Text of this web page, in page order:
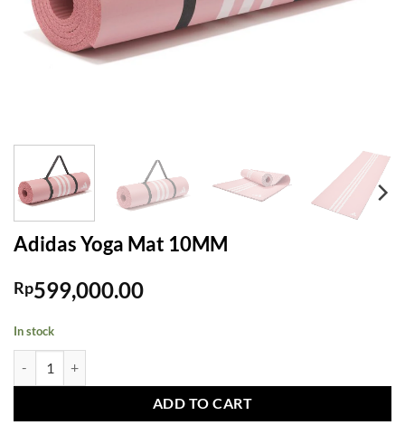
Adidas Yoga Mat 10MM
Rp599,000.00
In stock
ADD TO CART